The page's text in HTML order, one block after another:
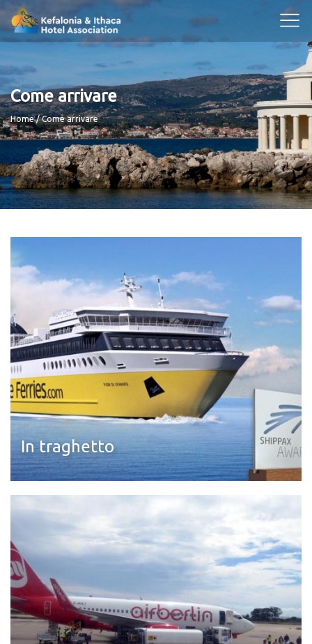
Come arrivare
Breadcrumb
Home Come arrivare
In traghetto
Leggi di più